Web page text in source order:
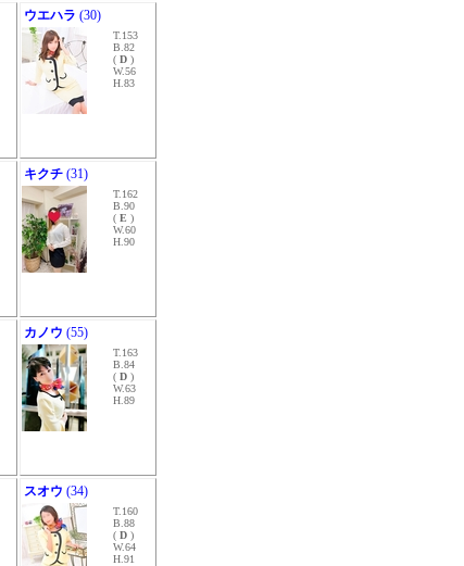
ウエハラ (30)
T.153
B.82
( D )
W.56
H.83
キクチ (31)
T.162
B.90
( E )
W.60
H.90
カノウ (55)
T.163
B.84
( D )
W.63
H.89
スオウ (34)
T.160
B.88
( D )
W.64
H.91